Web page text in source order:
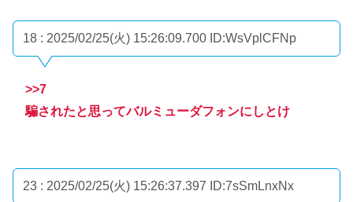
18 : 2025/02/25(火) 15:26:09.700 ID:WsVplCFNp
>>7
騙されたと思ってバルミューダフォンにしとけ
23 : 2025/02/25(火) 15:26:37.397 ID:7sSmLnxNx